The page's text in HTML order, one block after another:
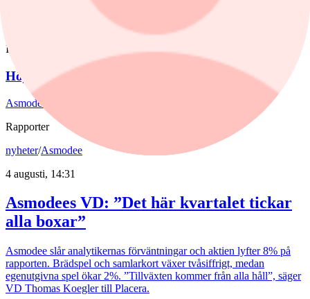
Aktierekommendationer
Igår, 07:47
Höjda riktkurser för Asmodee
Asmodee får flera höjda riktkurser efter gårdagens rapport.
Rapporter
nyheter/Asmodee
4 augusti, 14:31
Asmodees VD: ”Det här kvartalet tickar
alla boxar”
Asmodee slår analytikernas förväntningar och aktien lyfter 8% på
rapporten. Brädspel och samlarkort växer tvåsiffrigt, medan
egenutgivna spel ökar 2%. ”Tillväxten kommer från alla håll”, säger
VD Thomas Koegler till Placera.